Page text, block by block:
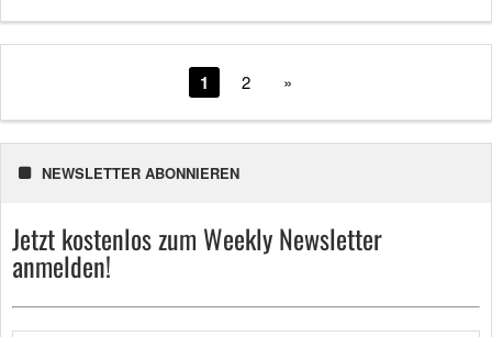
1 2 »
NEWSLETTER ABONNIEREN
Jetzt kostenlos zum Weekly Newsletter
anmelden!